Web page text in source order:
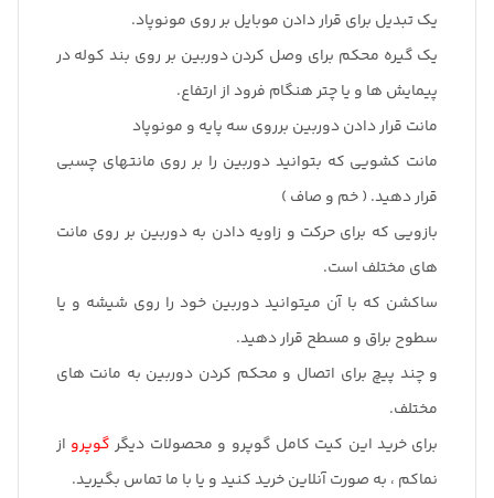
یک تبدیل برای قرار دادن موبایل بر روی مونوپاد.
یک گیره محکم برای وصل کردن دوربین بر روی بند کوله در
پیمایش ها و یا چتر هنگام فرود از ارتفاع.
مانت قرار دادن دوربین برروی سه پایه و مونوپاد
مانت کشویی که بتوانید دوربین را بر روی مانتهای چسبی
قرار دهید. ( خم و صاف )
بازویی که برای حرکت و زاویه دادن به دوربین بر روی مانت
های مختلف است.
ساکشن که با آن میتوانید دوربین خود را روی شیشه و یا
سطوح براق و مسطح قرار دهید.
و چند پیچ برای اتصال و محکم کردن دوربین به مانت های
مختلف.
برای خرید این کیت کامل گوپرو و محصولات دیگرگوپرو از
نماکم ، به صورت آنلاین خرید کنید و یا با ما تماس بگیرید.